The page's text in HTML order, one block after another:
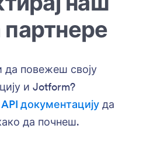
партнере
да повежеш своју
и Jotform?
API документацијуда
да почнеш.